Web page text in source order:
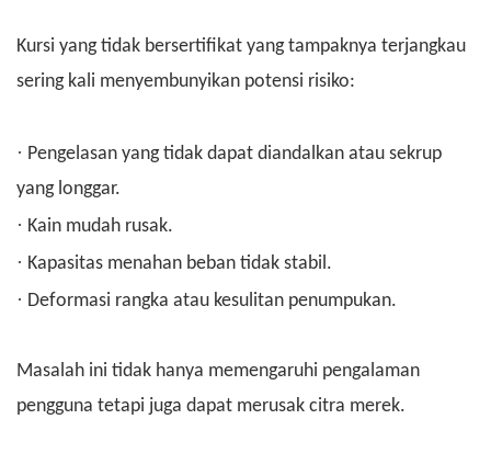
Kursi yang tidak bersertifikat yang tampaknya terjangkau
sering kali menyembunyikan potensi risiko:
· Pengelasan yang tidak dapat diandalkan atau sekrup
yang longgar.
· Kain mudah rusak.
· Kapasitas menahan beban tidak stabil.
· Deformasi rangka atau kesulitan penumpukan.
Masalah ini tidak hanya memengaruhi pengalaman
pengguna tetapi juga dapat merusak citra merek.